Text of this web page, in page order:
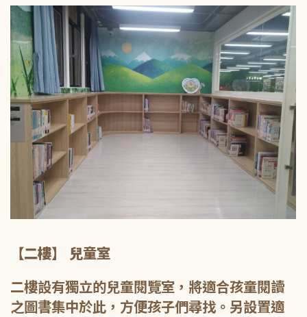
【二樓】 兒童室
二樓設有獨立的兒童閱覽室，將適合孩童閱讀
之圖書集中於此，方便孩子們尋找。另設置適